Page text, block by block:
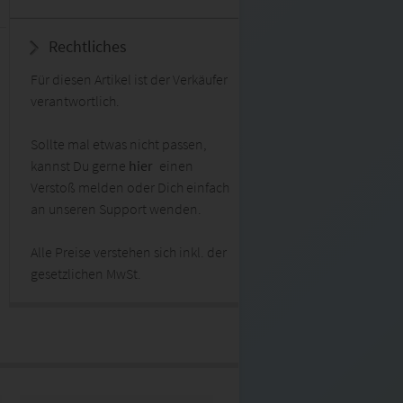
Rechtliches
Für diesen Artikel ist der Verkäufer
verantwortlich.
Sollte mal etwas nicht passen,
kannst Du gerne hier einen
Verstoß melden oder Dich einfach
an unseren Support wenden.
Alle Preise verstehen sich inkl. der
gesetzlichen MwSt.